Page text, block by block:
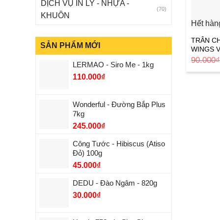
DỊCH VỤ IN LY - NHỰA -
KHUÔN
(70)
SẢN PHẨM MỚI
LERMAO - Siro Me - 1kg
110.000₫
Wonderful - Đường Bắp Plus
7kg
245.000₫
Công Tước - Hibiscus (Atiso
Đỏ) 100g
45.000₫
DEDU - Đào Ngâm - 820g
30.000₫
Hết
TRÂN
WINGS
90.000₫